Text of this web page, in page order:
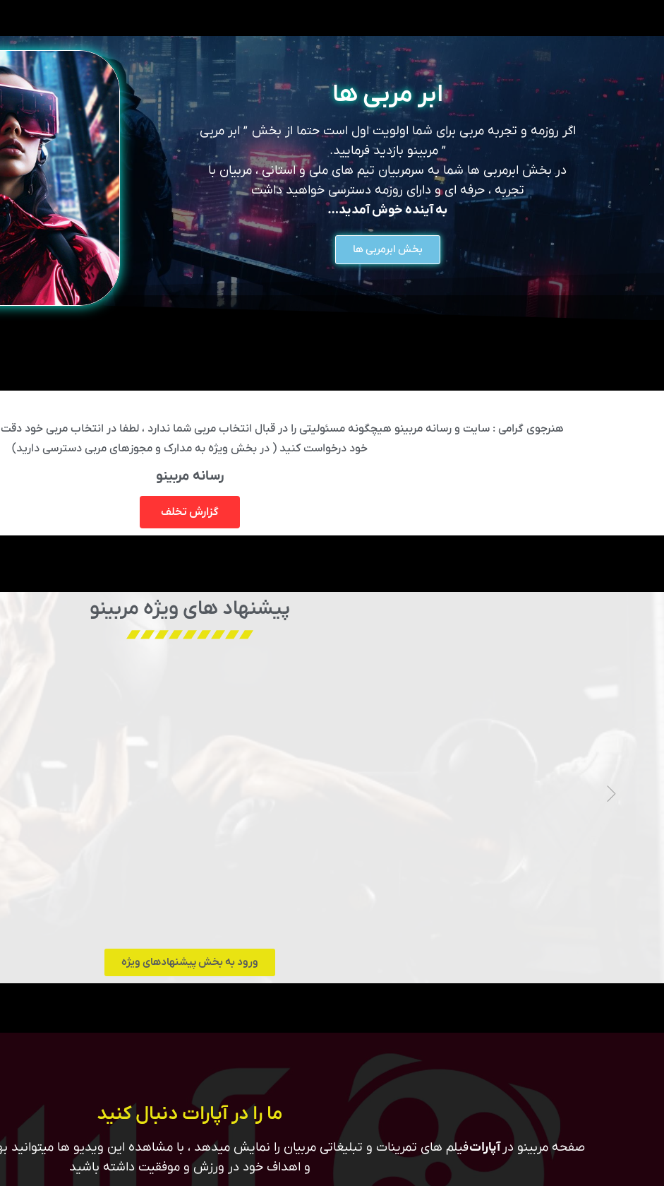
ابر مربی ها
اگر روزمه و تجربه مربی برای شما اولویت اول است حتما از بخش ” ابر مربی
” مربینو بازدید فرمایید.
در بخش ابرمربی ها شما به سرمربیان تیم های ملی و استانی ، مربیان با
تجربه ، حرفه ای و دارای روزمه دسترسی خواهید داشت
به آینده خوش آمدید…
بخش ابرمربی ها
هنرجوی گرامی : سایت و رسانه مربینو هیچگونه مسئولیتی را در قبال انتخاب مربی شما ندارد ، لطفا در انتخاب مربی خود دقت
خود درخواست کنید ( در بخش ویژه به مدارک و مجوزهای مربی دسترسی دارید)
رسانه مربینو
گزارش تخلف
پیشنهاد های ویژه مربینو
ورود به بخش پیشنهادهای ویژه
ما را در آپارات دنبال کنید
صفحه مربینو در آپاراتفیلم های تمرینات و تبلیغاتی مربیان را نمایش میدهد ، با مشاهده این ویدیو ها میتوانید
و اهداف خود در ورزش و موفقیت داشته باشید